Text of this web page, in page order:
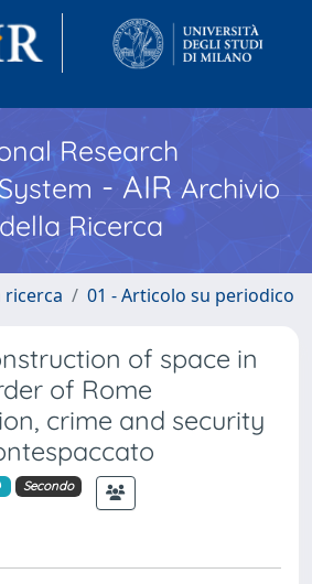
Research
- AIR Archivio
Ricerca
01 - Articolo su periodico
of space in
of Rome
crime and security
Secondo